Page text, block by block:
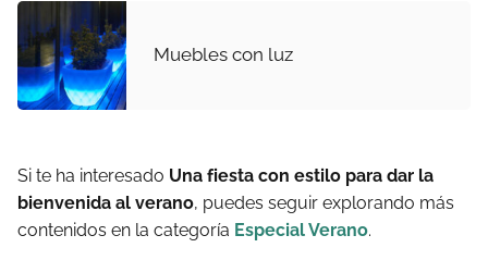
Muebles con luz
Si te ha interesado Una fiesta con estilo para dar la
bienvenida al verano, puedes seguir explorando más
contenidos en la categoría Especial Verano.